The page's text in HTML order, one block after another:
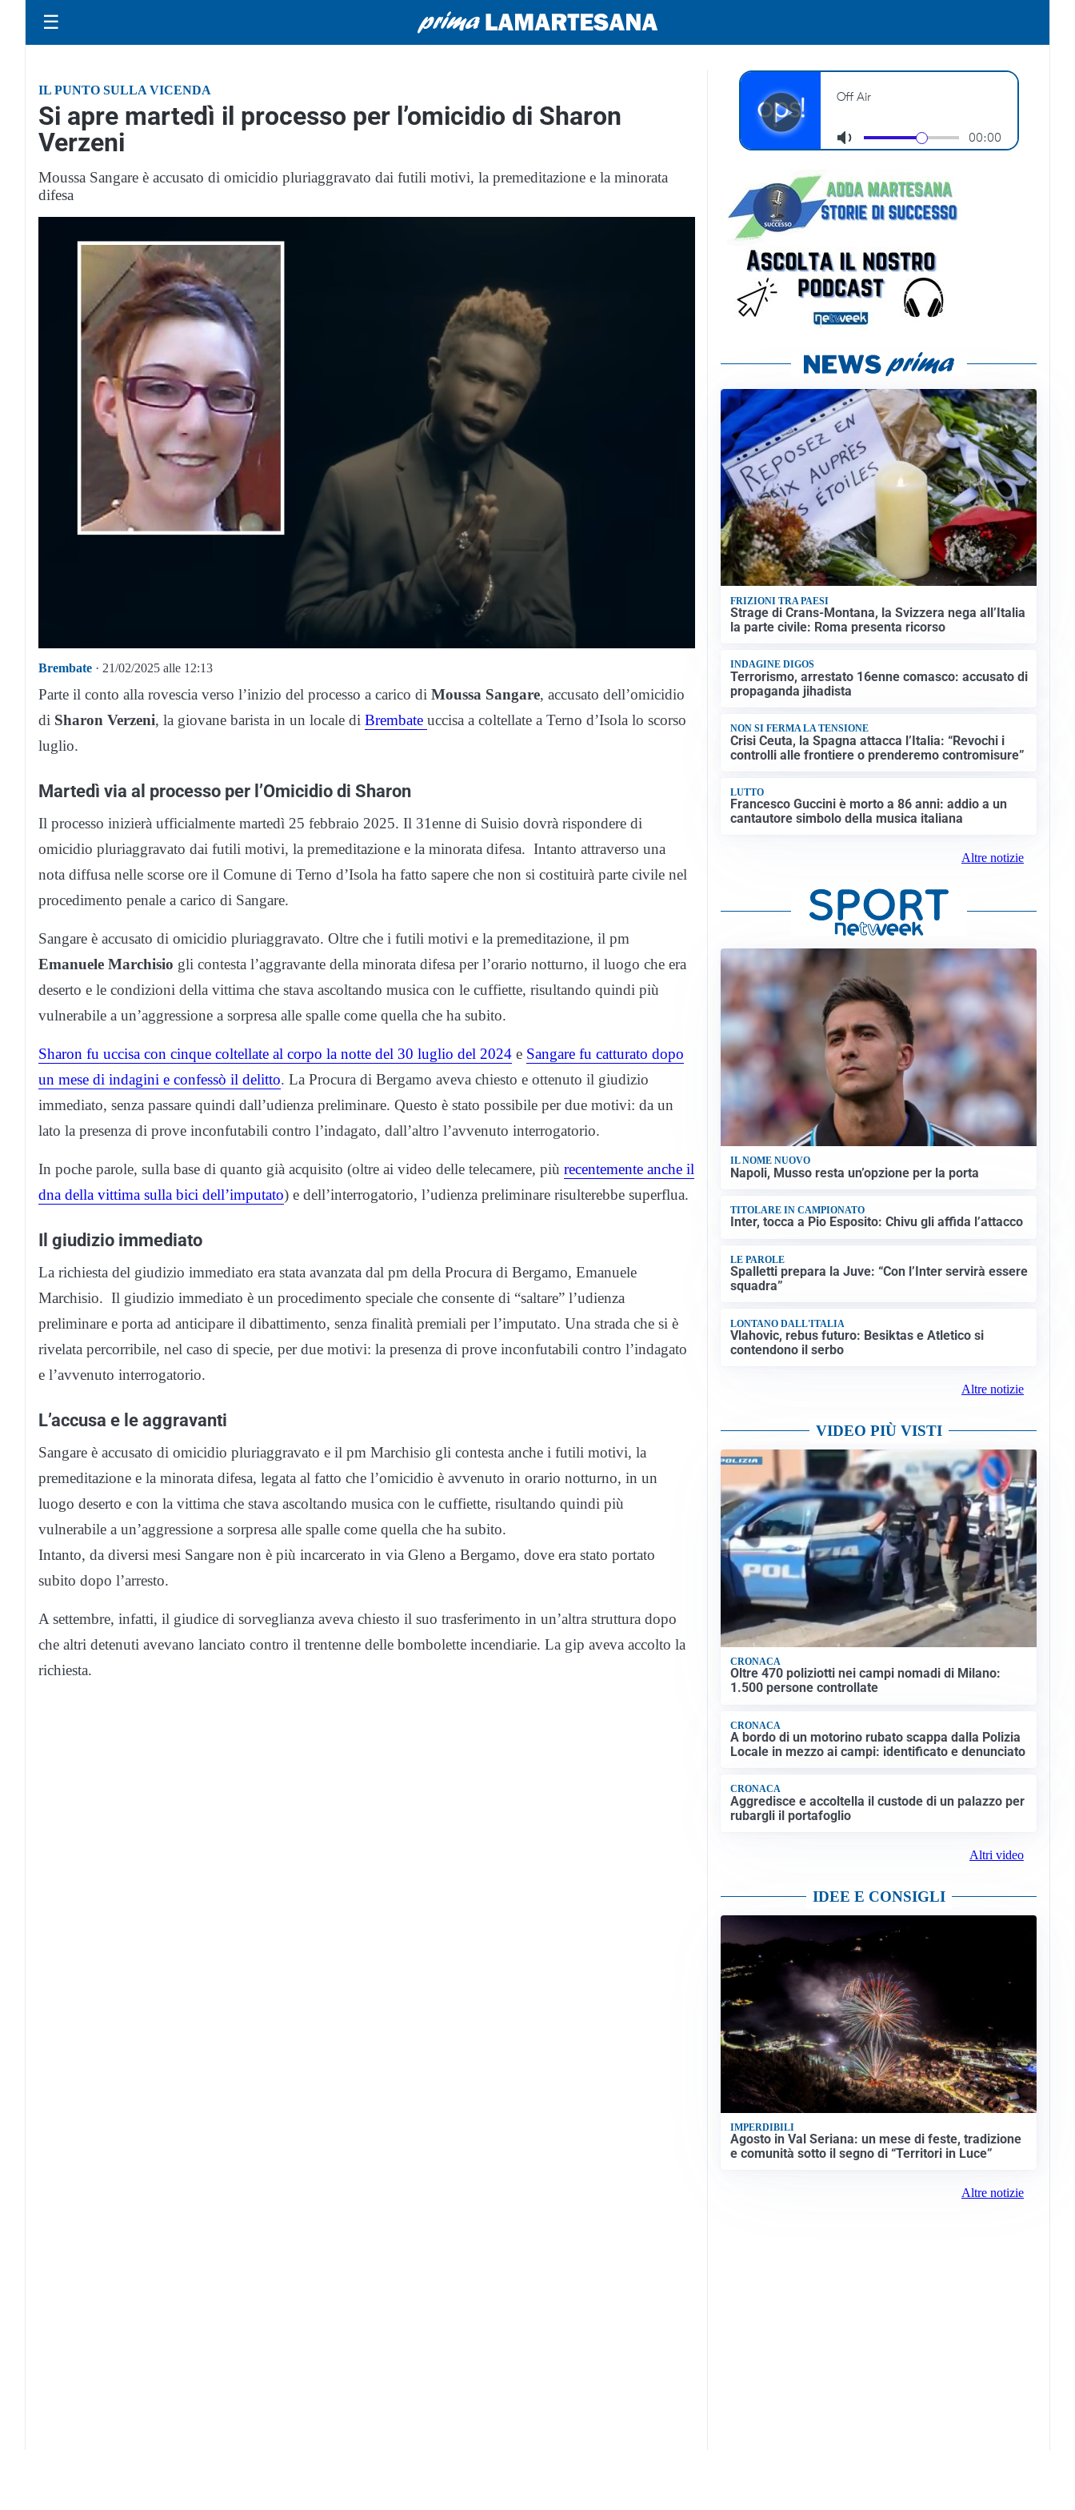
☰
IL PUNTO SULLA VICENDA
Si apre martedì il processo per l’omicidio di Sharon
Verzeni
Moussa Sangare è accusato di omicidio pluriaggravato dai futili motivi, la premeditazione e la minorata
difesa
Brembate · 21/02/2025 alle 12:13
Parte il conto alla rovescia verso l’inizio del processo a carico di Moussa Sangare, accusato dell’omicidio
di Sharon Verzeni, la giovane barista in un locale di Brembate uccisa a coltellate a Terno d’Isola lo scorso
luglio.
Martedì via al processo per l’Omicidio di Sharon
Il processo inizierà ufficialmente martedì 25 febbraio 2025. Il 31enne di Suisio dovrà rispondere di
omicidio pluriaggravato dai futili motivi, la premeditazione e la minorata difesa. Intanto attraverso una
nota diffusa nelle scorse ore il Comune di Terno d’Isola ha fatto sapere che non si costituirà parte civile nel
procedimento penale a carico di Sangare.
Sangare è accusato di omicidio pluriaggravato. Oltre che i futili motivi e la premeditazione, il pm
Emanuele Marchisio gli contesta l’aggravante della minorata difesa per l’orario notturno, il luogo che era
deserto e le condizioni della vittima che stava ascoltando musica con le cuffiette, risultando quindi più
vulnerabile a un’aggressione a sorpresa alle spalle come quella che ha subito.
Sharon fu uccisa con cinque coltellate al corpo la notte del 30 luglio del 2024 e Sangare fu catturato dopo
un mese di indagini e confessò il delitto. La Procura di Bergamo aveva chiesto e ottenuto il giudizio
immediato, senza passare quindi dall’udienza preliminare. Questo è stato possibile per due motivi: da un
lato la presenza di prove inconfutabili contro l’indagato, dall’altro l’avvenuto interrogatorio.
In poche parole, sulla base di quanto già acquisito (oltre ai video delle telecamere, più recentemente anche il
dna della vittima sulla bici dell’imputato) e dell’interrogatorio, l’udienza preliminare risulterebbe superflua.
Il giudizio immediato
La richiesta del giudizio immediato era stata avanzata dal pm della Procura di Bergamo, Emanuele
Marchisio. Il giudizio immediato è un procedimento speciale che consente di “saltare” l’udienza
preliminare e porta ad anticipare il dibattimento, senza finalità premiali per l’imputato. Una strada che si è
rivelata percorribile, nel caso di specie, per due motivi: la presenza di prove inconfutabili contro l’indagato
e l’avvenuto interrogatorio.
L’accusa e le aggravanti
Sangare è accusato di omicidio pluriaggravato e il pm Marchisio gli contesta anche i futili motivi, la
premeditazione e la minorata difesa, legata al fatto che l’omicidio è avvenuto in orario notturno, in un
luogo deserto e con la vittima che stava ascoltando musica con le cuffiette, risultando quindi più
vulnerabile a un’aggressione a sorpresa alle spalle come quella che ha subito.
Intanto, da diversi mesi Sangare non è più incarcerato in via Gleno a Bergamo, dove era stato portato
subito dopo l’arresto.
A settembre, infatti, il giudice di sorveglianza aveva chiesto il suo trasferimento in un’altra struttura dopo
che altri detenuti avevano lanciato contro il trentenne delle bombolette incendiarie. La gip aveva accolto la
richiesta.
FRIZIONI TRA PAESI
Strage di Crans-Montana, la Svizzera nega all’Italia
la parte civile: Roma presenta ricorso
INDAGINE DIGOS
Terrorismo, arrestato 16enne comasco: accusato di
propaganda jihadista
NON SI FERMA LA TENSIONE
Crisi Ceuta, la Spagna attacca l’Italia: “Revochi i
controlli alle frontiere o prenderemo contromisure”
LUTTO
Francesco Guccini è morto a 86 anni: addio a un
cantautore simbolo della musica italiana
Altre notizie
IL NOME NUOVO
Napoli, Musso resta un’opzione per la porta
TITOLARE IN CAMPIONATO
Inter, tocca a Pio Esposito: Chivu gli affida l’attacco
LE PAROLE
Spalletti prepara la Juve: “Con l’Inter servirà essere
squadra”
LONTANO DALL'ITALIA
Vlahovic, rebus futuro: Besiktas e Atletico si
contendono il serbo
Altre notizie
VIDEO PIÙ VISTI
CRONACA
Oltre 470 poliziotti nei campi nomadi di Milano:
1.500 persone controllate
CRONACA
A bordo di un motorino rubato scappa dalla Polizia
Locale in mezzo ai campi: identificato e denunciato
CRONACA
Aggredisce e accoltella il custode di un palazzo per
rubargli il portafoglio
Altri video
IDEE E CONSIGLI
IMPERDIBILI
Agosto in Val Seriana: un mese di feste, tradizione
e comunità sotto il segno di “Territori in Luce”
Altre notizie